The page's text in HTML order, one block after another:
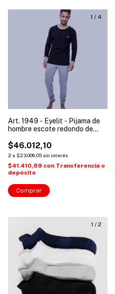
1 / 4
Art. 1949 - Eyelit - Pijama de
hombre escote redondo de
$46.012,10
2 x $23.006,05 sin interés
$41.410,89 con Transferencia o
depósito
Comprar
1 / 2